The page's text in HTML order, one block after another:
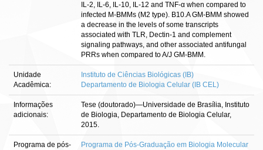
IL-2, IL-6, IL-10, IL-12 and TNF-α when compared to
infected M-BMMs (M2 type). B10.A GM-BMM showed
a decrease in the levels of some transcripts
associated with TLR, Dectin-1 and complement
signaling pathways, and other associated antifungal
PRRs when compared to A/J GM-BMM.
Unidade
Acadêmica:
Instituto de Ciências Biológicas (IB)
Departamento de Biologia Celular (IB CEL)
Informações
adicionais:
Tese (doutorado)—Universidade de Brasília, Instituto
de Biologia, Departamento de Biologia Celular,
2015.
Programa de pós-
Programa de Pós-Graduação em Biologia Molecular